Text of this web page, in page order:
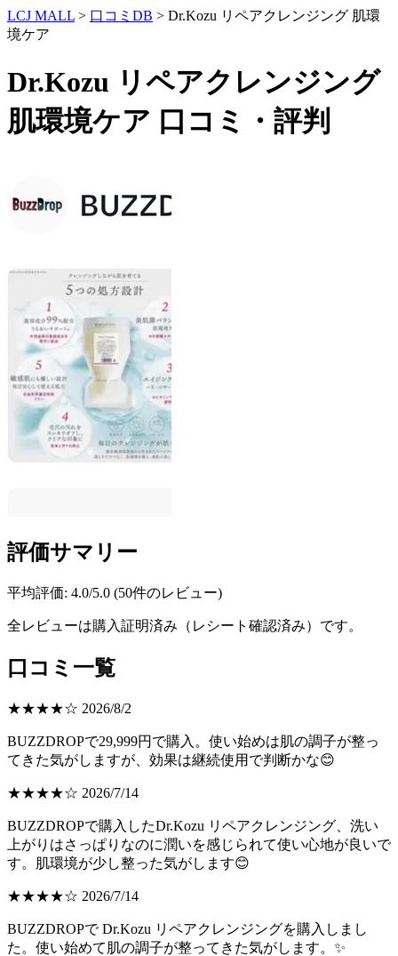
LCJ MALL > 口コミDB > Dr.Kozu リペアクレンジング 肌環
境ケア
Dr.Kozu リペアクレンジング
肌環境ケア 口コミ・評判
評価サマリー
平均評価: 4.0/5.0 (50件のレビュー)
全レビューは購入証明済み（レシート確認済み）です。
口コミ一覧
★★★★☆ 2026/8/2
BUZZDROPで29,999円で購入。使い始めは肌の調子が整っ
てきた気がしますが、効果は継続使用で判断かな😊
★★★★☆ 2026/7/14
BUZZDROPで購入したDr.Kozu リペアクレンジング、洗い
上がりはさっぱりなのに潤いを感じられて使い心地が良いで
す。肌環境が少し整った気がします😊
★★★★☆ 2026/7/14
BUZZDROPで Dr.Kozu リペアクレンジングを購入しまし
た。使い始めて肌の調子が整ってきた気がします。✨